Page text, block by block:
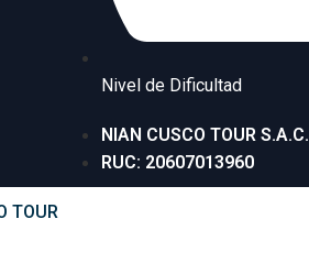
Nivel de Dificultad
NIAN CUSCO TOUR S.A.C.
RUC: 20607013960
TOUR